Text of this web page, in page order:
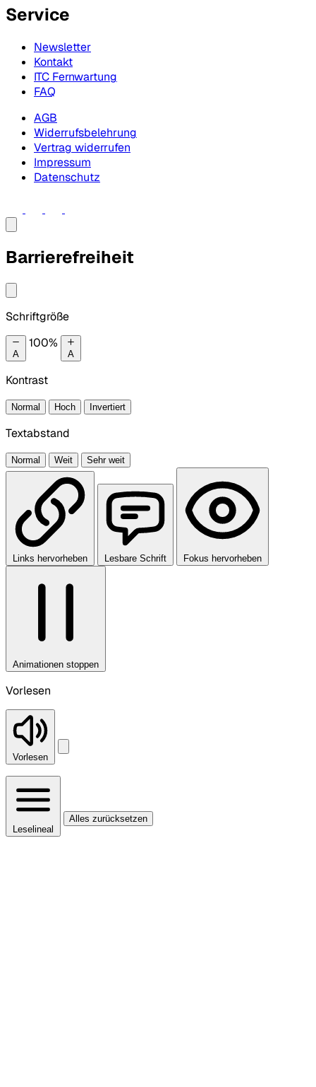
Service
Newsletter
Kontakt
ITC Fernwartung
FAQ
AGB
Widerrufsbelehrung
Vertrag widerrufen
Impressum
Datenschutz
Barrierefreiheit
Schriftgröße
A
100%
A
Kontrast
Normal Hoch Invertiert
Textabstand
Normal Weit Sehr weit
Links hervorheben Lesbare Schrift Fokus hervorheben
Animationen stoppen
Vorlesen
Vorlesen
Leselineal
Alles zurücksetzen